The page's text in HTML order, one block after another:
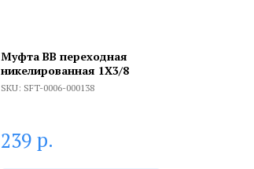
Муфта ВВ переходная
никелированная 1X3/8
SKU: SFT-0006-000138
239 р.